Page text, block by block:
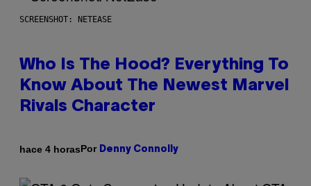
SCREENSHOT: NETEASE
Who Is The Hood? Everything To
Know About The Newest Marvel
Rivals Character
hace 4 horasPor Denny Connolly